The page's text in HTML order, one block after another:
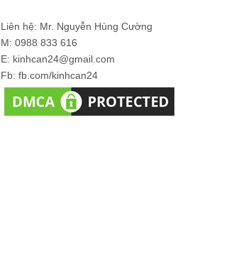
Liên hệ: Mr. Nguyễn Hùng Cường
M: 0988 833 616
E: kinhcan24@gmail.com
Fb: fb.com/kinhcan24